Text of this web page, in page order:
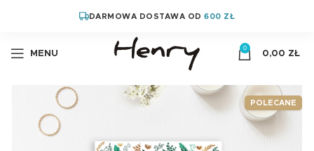
DARMOWA DOSTAWA OD600 ZŁ
MENU
0
0,00 ZŁ
POLECANE